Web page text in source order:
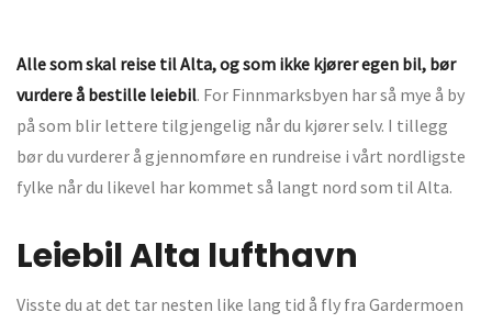
Alle som skal reise til Alta, og som ikke kjører egen bil, bør
vurdere å bestille leiebil. For Finnmarksbyen har så mye å by
på som blir lettere tilgjengelig når du kjører selv. I tillegg
bør du vurderer å gjennomføre en rundreise i vårt nordligste
fylke når du likevel har kommet så langt nord som til Alta.
Leiebil Alta lufthavn
Visste du at det tar nesten like lang tid å fly fra Gardermoen